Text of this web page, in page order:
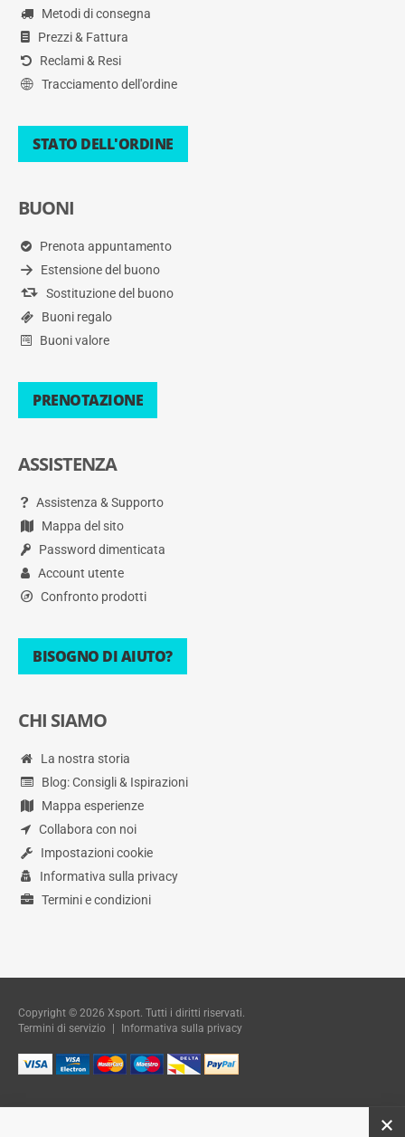
Metodi di consegna
Prezzi & Fattura
Reclami & Resi
Tracciamento dell'ordine
STATO DELL'ORDINE
BUONI
Prenota appuntamento
Estensione del buono
Sostituzione del buono
Buoni regalo
Buoni valore
PRENOTAZIONE
ASSISTENZA
Assistenza & Supporto
Mappa del sito
Password dimenticata
Account utente
Confronto prodotti
BISOGNO DI AIUTO?
CHI SIAMO
La nostra storia
Blog: Consigli & Ispirazioni
Mappa esperienze
Collabora con noi
Impostazioni cookie
Informativa sulla privacy
Termini e condizioni
Copyright © 2026 Xsport. Tutti i diritti riservati.
Termini di servizio
Informativa sulla privacy